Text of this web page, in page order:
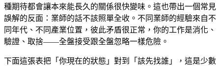
種期待都會讓本來能長久的關係很快變味。這也帶出一個常見
誤解的反面：業師的話不該照單全收。不同業師的經驗來自不
同年代、不同產業位置，彼此矛盾很正常，你的工作是消化、
驗證、取捨——全盤接受跟全盤忽略一樣危險。
下面這張表把「你現在的狀態」對到「該先找誰」，這是少數